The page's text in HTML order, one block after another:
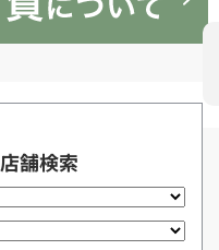
店舗検索